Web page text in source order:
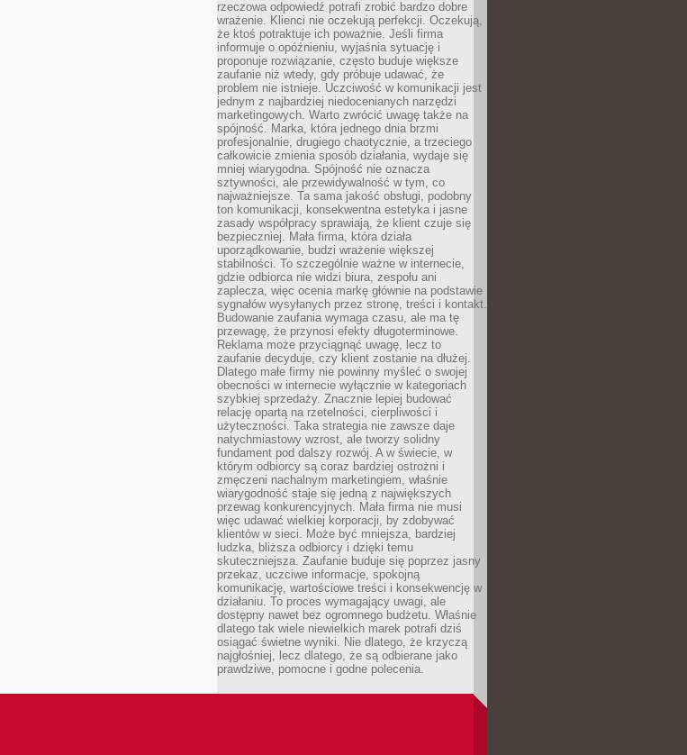
rzeczowa odpowiedź potrafi zrobić bardzo dobre
wrażenie. Klienci nie oczekują perfekcji. Oczekują,
że ktoś potraktuje ich poważnie. Jeśli firma
informuje o opóźnieniu, wyjaśnia sytuację i
proponuje rozwiązanie, często buduje większe
zaufanie niż wtedy, gdy próbuje udawać, że
problem nie istnieje. Uczciwość w komunikacji jest
jednym z najbardziej niedocenianych narzędzi
marketingowych. Warto zwrócić uwagę także na
spójność. Marka, która jednego dnia brzmi
profesjonalnie, drugiego chaotycznie, a trzeciego
całkowicie zmienia sposób działania, wydaje się
mniej wiarygodna. Spójność nie oznacza
sztywności, ale przewidywalność w tym, co
najważniejsze. Ta sama jakość obsługi, podobny
ton komunikacji, konsekwentna estetyka i jasne
zasady współpracy sprawiają, że klient czuje się
bezpieczniej. Mała firma, która działa
uporządkowanie, budzi wrażenie większej
stabilności. To szczególnie ważne w internecie,
gdzie odbiorca nie widzi biura, zespołu ani
zaplecza, więc ocenia markę głównie na podstawie
sygnałów wysyłanych przez stronę, treści i kontakt.
Budowanie zaufania wymaga czasu, ale ma tę
przewagę, że przynosi efekty długoterminowe.
Reklama może przyciągnąć uwagę, lecz to
zaufanie decyduje, czy klient zostanie na dłużej.
Dlatego małe firmy nie powinny myśleć o swojej
obecności w internecie wyłącznie w kategoriach
szybkiej sprzedaży. Znacznie lepiej budować
relację opartą na rzetelności, cierpliwości i
użyteczności. Taka strategia nie zawsze daje
natychmiastowy wzrost, ale tworzy solidny
fundament pod dalszy rozwój. A w świecie, w
którym odbiorcy są coraz bardziej ostrożni i
zmęczeni nachalnym marketingiem, właśnie
wiarygodność staje się jedną z największych
przewag konkurencyjnych. Mała firma nie musi
więc udawać wielkiej korporacji, by zdobywać
klientów w sieci. Może być mniejsza, bardziej
ludzka, bliższa odbiorcy i dzięki temu
skuteczniejsza. Zaufanie buduje się poprzez jasny
przekaz, uczciwe informacje, spokojną
komunikację, wartościowe treści i konsekwencję w
działaniu. To proces wymagający uwagi, ale
dostępny nawet bez ogromnego budżetu. Właśnie
dlatego tak wiele niewielkich marek potrafi dziś
osiągać świetne wyniki. Nie dlatego, że krzyczą
najgłośniej, lecz dlatego, że są odbierane jako
prawdziwe, pomocne i godne polecenia.